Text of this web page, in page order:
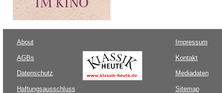
About
AGBs
Datenschutz
Haftungsausschluss
Impressum
Kontakt
Mediadaten
Sitemap